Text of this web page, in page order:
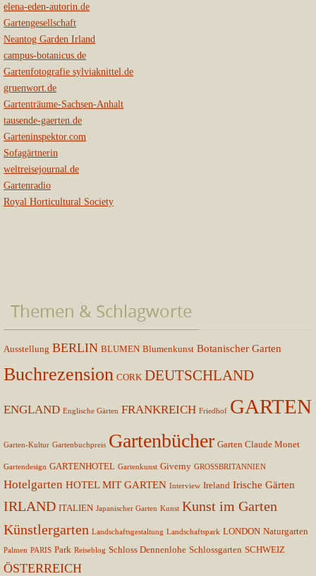
elena-eden-autorin.de
Gartengesellschaft
Neantog Garden Irland
campus-botanicus.de
Gartenfotografie sylviaknittel.de
gruenwort.de
Gartenträume-Sachsen-Anhalt
tausende-gaerten.de
Garteninspektor.com
Sofagärtnerin
weltreisejournal.de
Gartenradio
Royal Horticultural Society
Themen & Schlagworte
Ausstellung BERLIN BLUMEN Blumenkunst Botanischer Garten
Buchrezension CORK DEUTSCHLAND
ENGLAND Englische Gärten FRANKREICH Friedhof GARTEN
Garten-Kultur Gartenbuchpreis Gartenbücher Garten Claude Monet
Gartendesign GARTENHOTEL Gartenkunst Giverny GROSSBRITANNIEN
Hotelgarten HOTEL MIT GARTEN Interview Ireland Irische Gärten
IRLAND ITALIEN Japanischer Garten Kunst Kunst im Garten
Künstlergarten Landschaftsgestaltung Landschaftspark LONDON Naturgarten
Palmen PARIS Park Reiseblog Schloss Dennenlohe Schlossgarten SCHWEIZ
ÖSTERREICH